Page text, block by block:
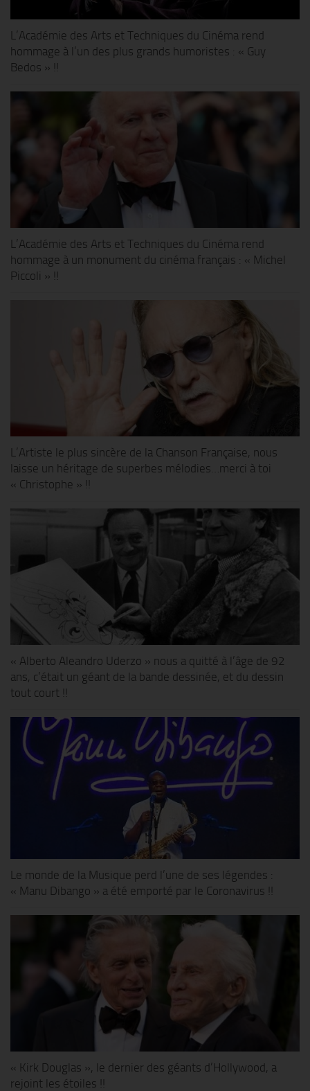
L’Académie des Arts et Techniques du Cinéma rend
hommage à l’un des plus grands humoristes : « Guy
Bedos » !!
L’Académie des Arts et Techniques du Cinéma rend
hommage à un monument du cinéma français : « Michel
Piccoli » !!
L’Artiste le plus sincère de la Chanson Française, nous
laisse un héritage de superbes mélodies…merci à toi
« Christophe » !!
« Alberto Aleandro Uderzo » nous a quitté à l’âge de 92
ans, c’était un géant de la bande dessinée, et du dessin
tout court !!
Le monde de la Musique perd l’une de ses légendes :
« Manu Dibango » a été emporté par le Coronavirus !!
« Kirk Douglas », le dernier des géants d’Hollywood, a
rejoint les étoiles !!